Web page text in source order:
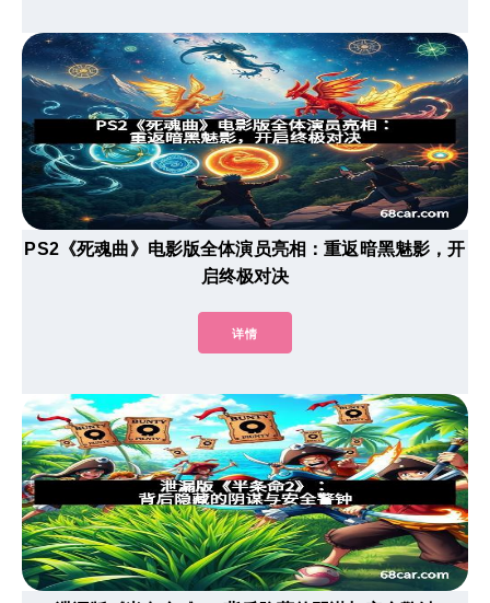
PS2《死魂曲》电影版全体演员亮相：重返暗黑魅影，开
启终极对决
详情